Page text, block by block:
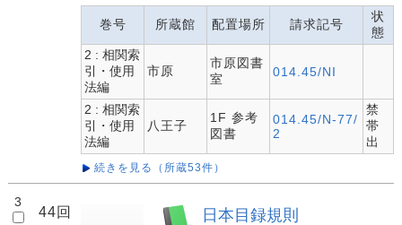
巻号 所蔵館 配置場所 請求記号
状
態
2 : 相関索
引・使用
法編
市原
市原図書
室
014.45/NI
2 : 相関索
引・使用
法編
八王子
1F 参考
図書
014.45/N-77/
2
禁
帯
出
続きを見る（所蔵53件）
3
44回 日本目録規則